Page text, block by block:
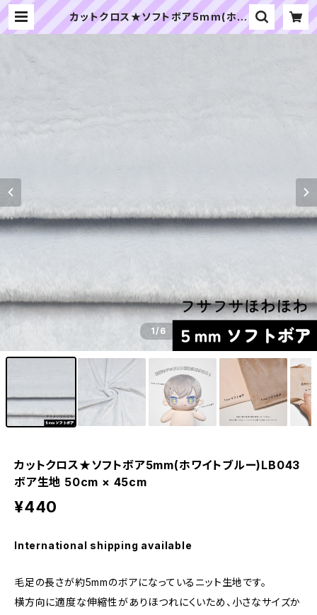
カットクロス★ソフトボア5mm(ホワ
イトブルー)LB043 ボア生地 50cm
1/6
カットクロス★ソフトボア5mm(ホワイトブルー)LB043
ボア生地 50cm × 45cm
¥440
International shipping available
毛足の長さが約5mmのボアになっているニット生地です。
横方向に適度な伸縮性がありほつれにくいため、小さなサイズか